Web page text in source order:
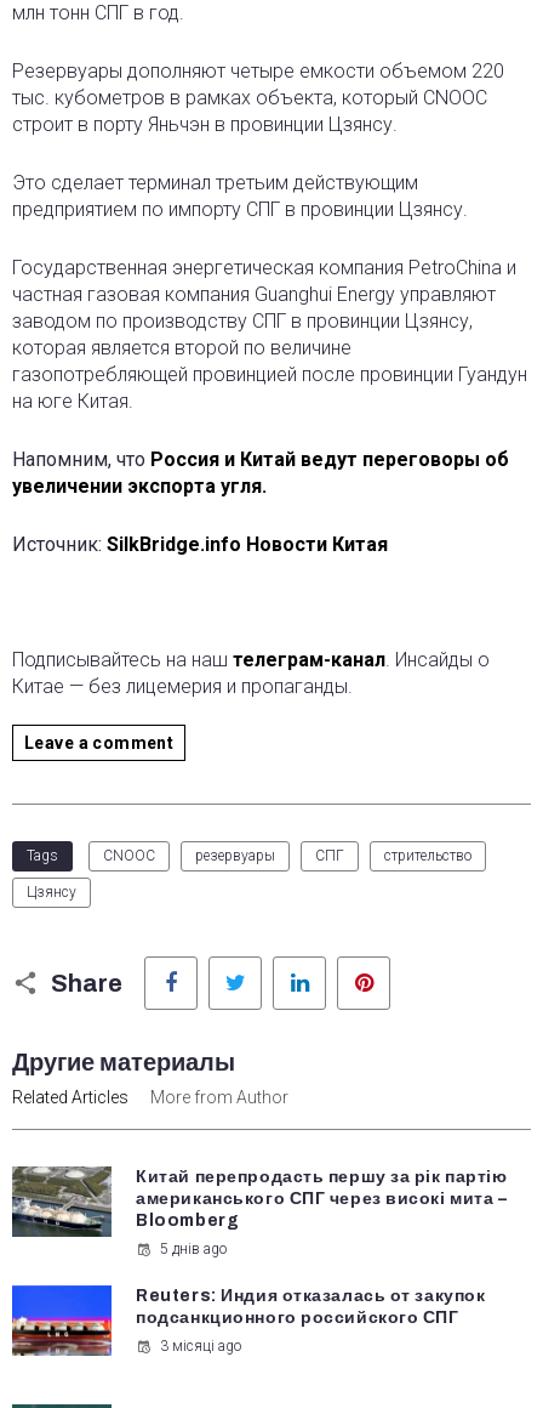
млн тонн СПГ в год.
Резервуары дополняют четыре емкости объемом 220
тыс. кубометров в рамках объекта, который CNOOC
строит в порту Яньчэн в провинции Цзянсу.
Это сделает терминал третьим действующим
предприятием по импорту СПГ в провинции Цзянсу.
Государственная энергетическая компания PetroChina и
частная газовая компания Guanghui Energy управляют
заводом по производству СПГ в провинции Цзянсу,
которая является второй по величине
газопотребляющей провинцией после провинции Гуандун
на юге Китая.
Напомним, что Россия и Китай ведут переговоры об
увеличении экспорта угля.
Источник: SilkBridge.info Новости Китая
Подписывайтесь на наш телеграм-канал. Инсайды о
Китае — без лицемерия и пропаганды.
Leave a comment
Tags CNOOC резервуары СПГ стрительство
Цзянсу
Share
Facebook Twitter LinkedIn
Другие материалы
Related Articles More from Author
Китай перепродасть першу за рік партію
американського СПГ через високі мита –
Bloomberg
5 днів ago
Reuters: Индия отказалась от закупок
подсанкционного российского СПГ
3 місяці ago